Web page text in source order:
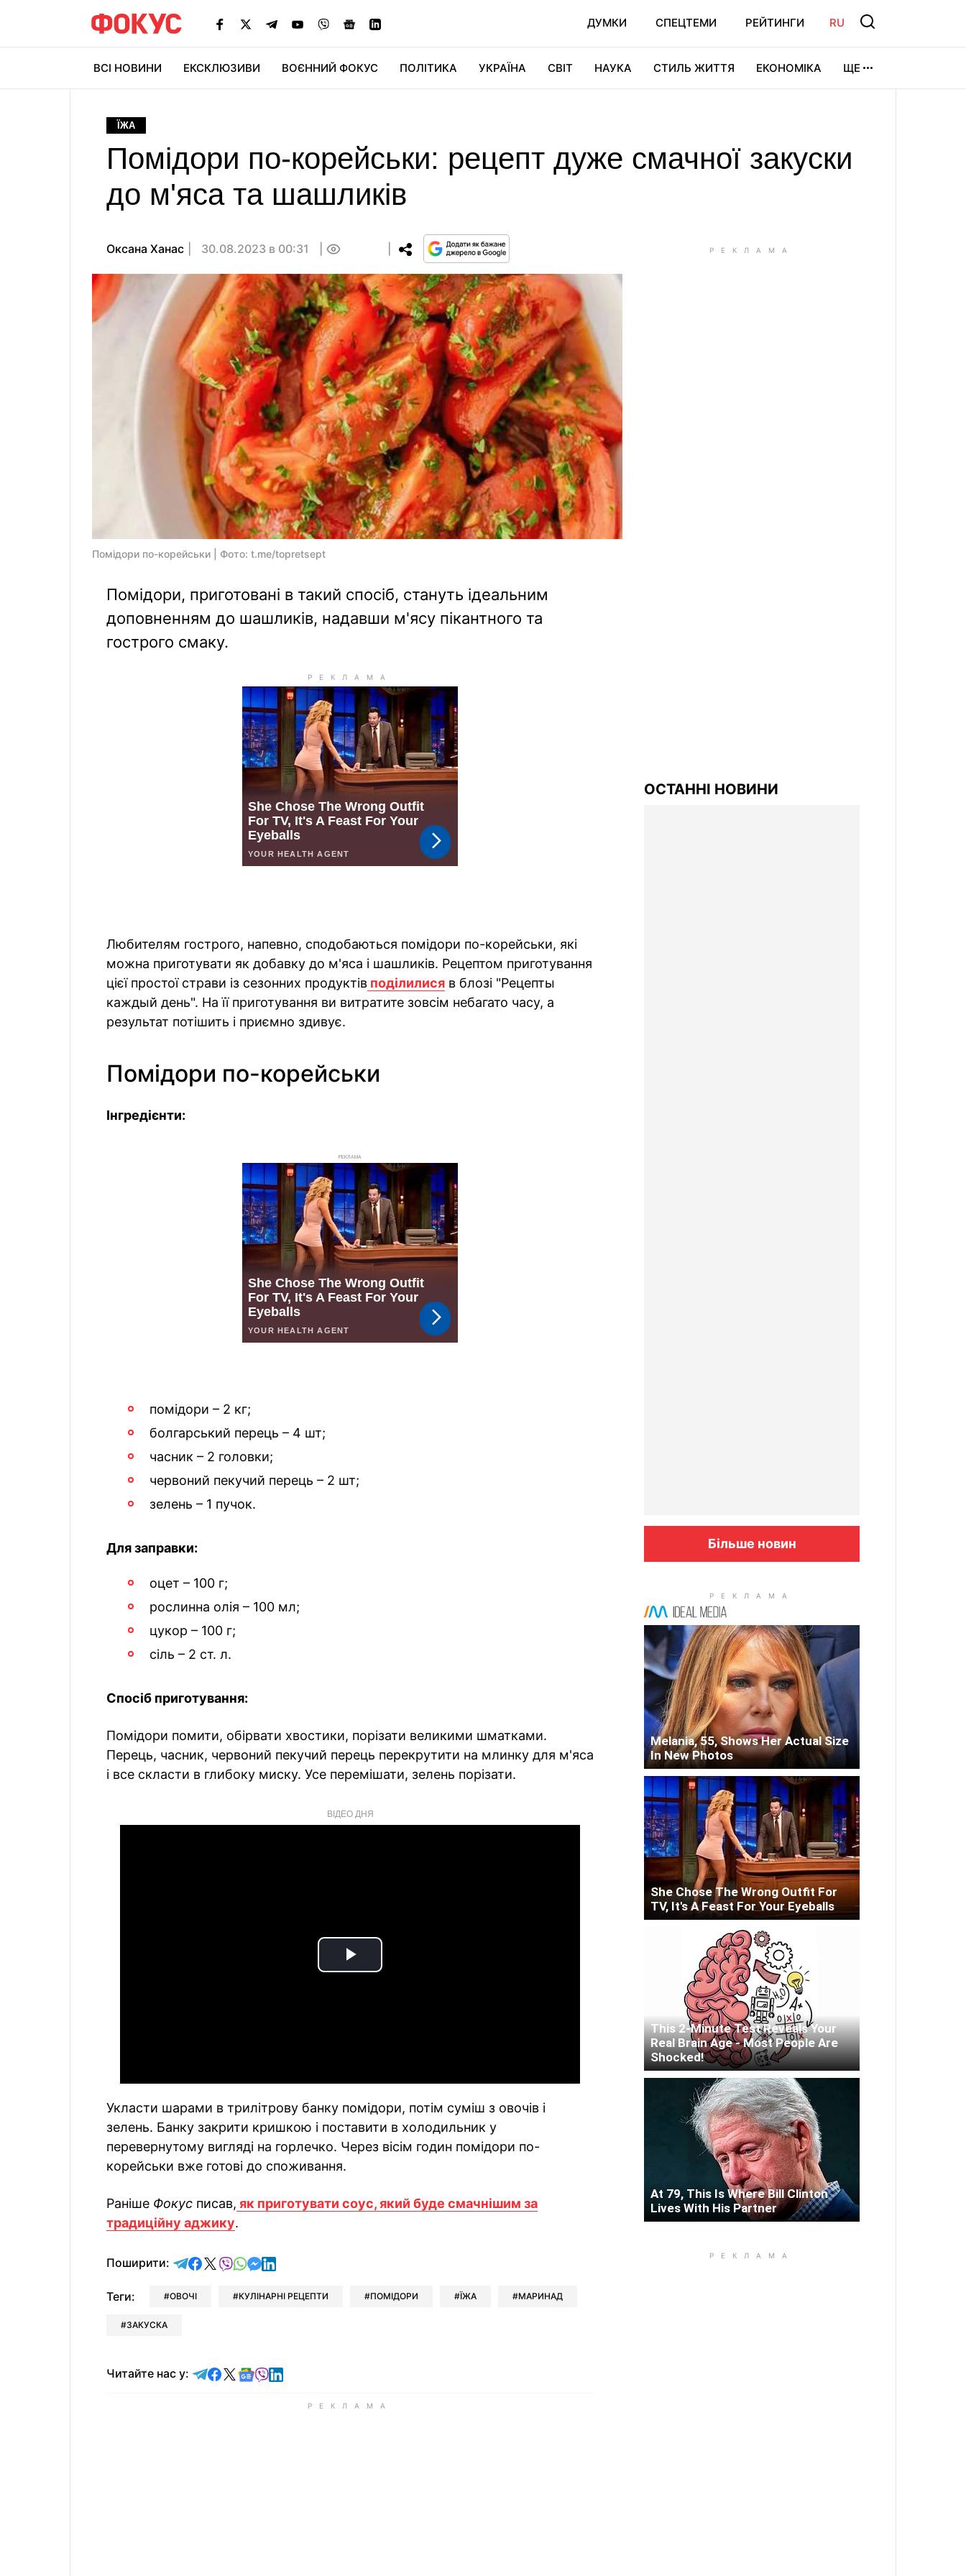
ДУМКИ СПЕЦТЕМИ РЕЙТИНГИ RU
ВСІ НОВИНИ ЕКСКЛЮЗИВИ ВОЄННИЙ ФОКУС ПОЛІТИКА УКРАЇНА СВІТ НАУКА СТИЛЬ ЖИТТЯ ЕКОНОМІКА ЩЕ
ЇЖА
Помідори по-корейськи: рецепт дуже смачної закуски
до м'яса та шашликів
Оксана Ханас 30.08.2023 в 00:31
Помідори по-корейськи | Фото: t.me/topretsept
Помідори, приготовані в такий спосіб, стануть ідеальним
доповненням до шашликів, надавши м'ясу пікантного та
гострого смаку.
Любителям гострого, напевно, сподобаються помідори по-корейськи, які
можна приготувати як добавку до м'яса і шашликів. Рецептом приготування
цієї простої страви із сезонних продуктів поділилися в блозі "Рецепты
каждый день". На її приготування ви витратите зовсім небагато часу, а
результат потішить і приємно здивує.
Помідори по-корейськи
Інгредієнти:
РЕКЛАМА
помідори – 2 кг;
болгарський перець – 4 шт;
часник – 2 головки;
червоний пекучий перець – 2 шт;
зелень – 1 пучок.
Для заправки:
оцет – 100 г;
рослинна олія – 100 мл;
цукор – 100 г;
сіль – 2 ст. л.
Спосіб приготування:
Помідори помити, обірвати хвостики, порізати великими шматками.
Перець, часник, червоний пекучий перець перекрутити на млинку для м'яса
і все скласти в глибоку миску. Усе перемішати, зелень порізати.
ВІДЕО ДНЯ
Play
Укласти шарами в трилітрову банку помідори, потім суміш з овочів і
зелень. Банку закрити кришкою і поставити в холодильник у
перевернутому вигляді на горлечко. Через вісім годин помідори по-
корейськи вже готові до споживання.
Раніше Фокус писав, як приготувати соус, який буде смачнішим за
традиційну аджику.
Поширити: відправити у Telegram
поділитись у Facebook
поділитись у X
відправити у Viber
відправити у Whatsapp
відправити у Messenger
відправити у LinkedIn
Теги: ОВОЧІ КУЛІНАРНІ РЕЦЕПТИ ПОМІДОРИ ЇЖА МАРИНАД
ЗАКУСКА
Читайте нас у: Читайте у Telegram
Читайте у Facebook
Читайте у X
Читайте у Google news
Читайте у Viber
Читайте у LinkedIn
ОСТАННІ НОВИНИ
Більше новин
Melania, 55, Shows Her Actual Size
In New Photos
She Chose The Wrong Outfit For
TV, It's A Feast For Your Eyeballs
This 2-Minute Test Reveals Your
Real Brain Age - Most People Are
Shocked!
At 79, This Is Where Bill Clinton
Lives With His Partner